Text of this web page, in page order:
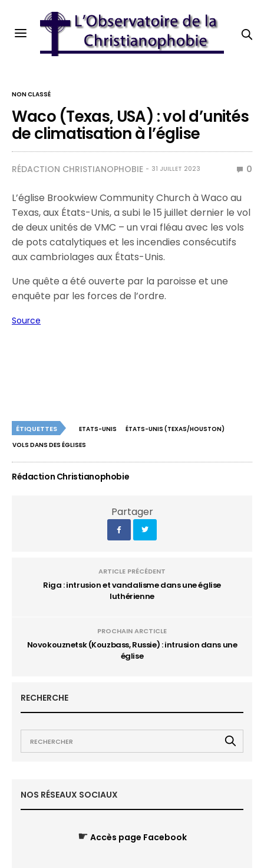
NON CLASSÉ
Waco (Texas, USA) : vol d’unités
de climatisation à l’église
RÉDACTION CHRISTIANOPHOBIE 31 JUILLET 2023 0
L’église Brookwiew Community Church à Waco au
Texas, aux États-Unis, a subi le 15 juillet dernier le vol
de deux unités de VMC – un vrai fléau avec les vols
de pots catalytiques et les incendies consécutifs
aux cambriolages aux États-Unis.
Une quête a été ouverte par la paroisse et une
enquête par les forces de l’ordre.
Source
ÉTIQUETTES ETATS-UNIS
ÉTATS-UNIS (TEXAS/HOUSTON)
VOLS DANS DES ÉGLISES
Rédaction Christianophobie
Partager
ARTICLE PRÉCÉDENT
Riga : intrusion et vandalisme dans une église
luthérienne
PROCHAIN ARCTICLE
Novokouznetsk (Kouzbass, Russie) : intrusion dans une
église
RECHERCHE
NOS RÉSEAUX SOCIAUX
☛ Accès page Facebook